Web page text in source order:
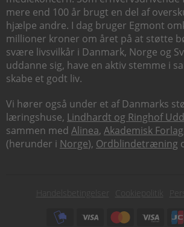
mere end 100 år brugt en del af
hjælpe andre. I dag bruger Egmont
millioner kroner om året på at støtte
svære livsvilkår i Danmark, Norge og
uddanne sig, have en aktiv stemme i
skabe et godt liv.
Vi hører også under et af Danmarks
læringshuse, Lindhardt og Ringhof
sammen med Alinea, Akademisk Forlag
(herunder i Norge), Ordblindetræning
Subfooter
Handelsbetingelser Cookiepolitik
Subfooter